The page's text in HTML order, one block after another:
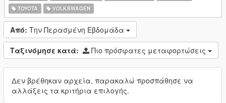
TOYOTA
VOLKSWAGEN
Από: Την Περασμένη Εβδομάδα
Ταξινόμησε κατά: Πιο πρόσφατες μεταφορτώσεις
Δεν βρέθηκαν αρχεία, παρακαλώ προσπάθησε να
αλλάξεις τα κριτήρια επιλογής.